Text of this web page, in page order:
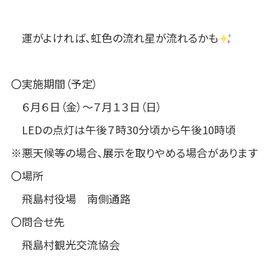
運がよければ、虹色の流れ星が流れるかも
〇実施期間（予定）
６月６日（金）～７月１３日（日）
LEDの点灯は午後７時30分頃から午後10時頃
※悪天候等の場合、展示を取りやめる場合があります
〇場所
飛島村役場 南側通路
〇問合せ先
飛島村観光交流協会